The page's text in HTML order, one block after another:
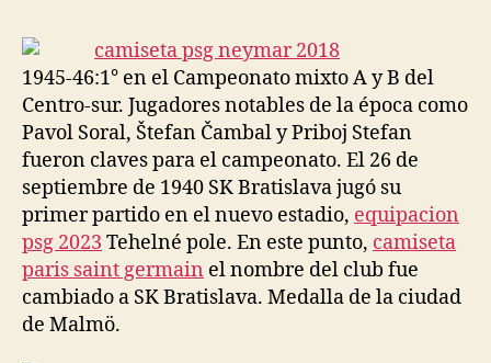
entrada
entrada
1945-46:1° en el Campeonato mixto A y B del
Centro-sur. Jugadores notables de la época como
Pavol Soral, Štefan Čambal y Priboj Stefan
fueron claves para el campeonato. El 26 de
septiembre de 1940 SK Bratislava jugó su
primer partido en el nuevo estadio, equipacion
psg 2023 Tehelné pole. En este punto, camiseta
paris saint germain el nombre del club fue
cambiado a SK Bratislava. Medalla de la ciudad
de Malmö.